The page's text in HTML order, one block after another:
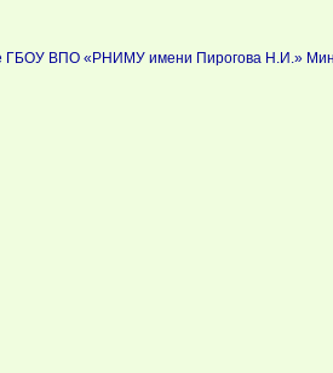
ГБОУ ВПО «РНИМУ имени Пирогова Н.И.»